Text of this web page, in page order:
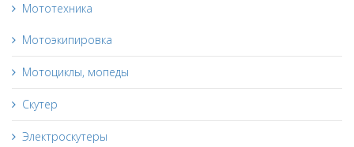
Мототехника
Мотоэкипировка
Мотоциклы, мопеды
Скутер
Электроскутеры